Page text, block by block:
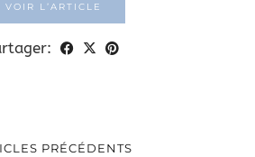
VOIR L’ARTICLE
PRÉCÉDENTS